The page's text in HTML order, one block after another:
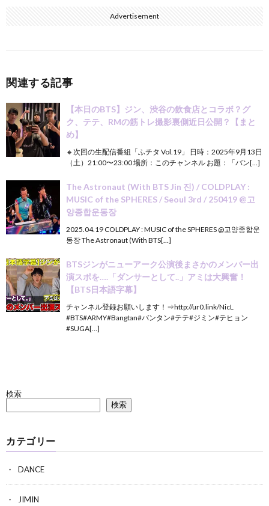
Advertisement
関連する記事
【本日のBTS】ジン、渋谷の飲食店とコラボ？グ
ク、テテ、RMの筋トレ撮影裏側近日公開？【まと
め】
🔸次回の生配信番組「ふチタ Vol.19」 日時：2025年9月13日
（土）21:00〜23:00 場所：このチャンネル お題：「バン[…]
The Astronaut (With BTS Jin 진) / COLDPLAY :
MUSIC of the SPHERES / Seoul 3rd / 250419 @고
양종합운동장
2025.04.19 COLDPLAY : MUSIC of the SPHERES @고양종합운
동장 The Astronaut (With BTS[…]
BTSジンがニューアーク公演後まさかのメンバー出
演スポを….「ダンサーとして..」アミは大興奮！
【BTS日本語字幕】
チャンネル登録お願いします！⇒http://ur0.link/NicL
#BTS#ARMY#Bangtan#バンタン#テテ#ジミン#テヒョン
#SUGA[…]
検索
検索
カテゴリー
DANCE
JIMIN